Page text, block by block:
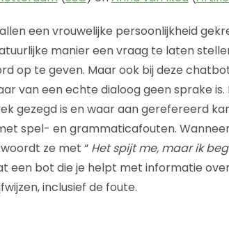
een vrouwelijke persoonlijkheid
manier een vraag te laten
op te geven. Maar ook bij deze
van een echte dialoog geen sprake
gezegd is en waar aan gerefereerd
spel- en grammaticafouten.
ze met “Het spijt me, maar ik
een bot die je helpt met informatie
inclusief de foute.